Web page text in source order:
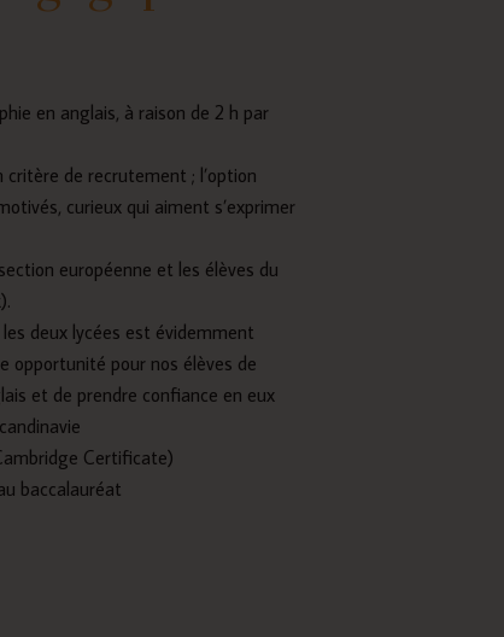
en anglais, à raison de 2 h par
critère de recrutement ; l’option
curieux qui aiment s’exprimer
européenne et les élèves du
deux lycées est évidemment
opportunité pour nos élèves de
et de prendre confiance en eux
Certificate)
baccalauréat